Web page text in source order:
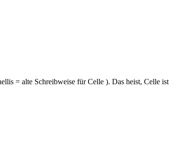
= alte Schreibweise für Celle ). Das heist, Celle ist